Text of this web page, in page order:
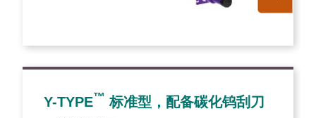
Y-TYPE™ 标准型，配备碳化钨刮刀